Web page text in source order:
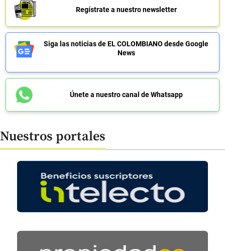
Regístrate a nuestro newsletter
Siga las noticias de EL COLOMBIANO desde Google
News
Únete a nuestro canal de Whatsapp
Nuestros portales